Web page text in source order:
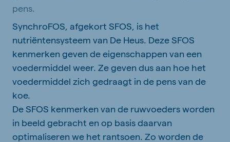
pens.
SynchroFOS, afgekort SFOS, is het
nutriëntensysteem van De Heus. Deze SFOS
kenmerken geven de eigenschappen van een
voedermiddel weer. Ze geven dus aan hoe het
voedermiddel zich gedraagt in de pens van de
koe.
De SFOS kenmerken van de ruwvoeders worden
in beeld gebracht en op basis daarvan
optimaliseren we het rantsoen. Zo worden de